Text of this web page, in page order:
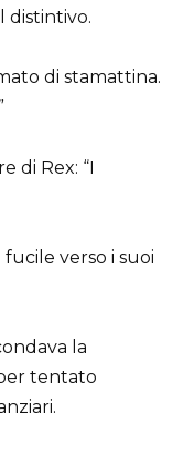
distintivo.
di stamattina.
di Rex: “I
verso i suoi
la
tentato